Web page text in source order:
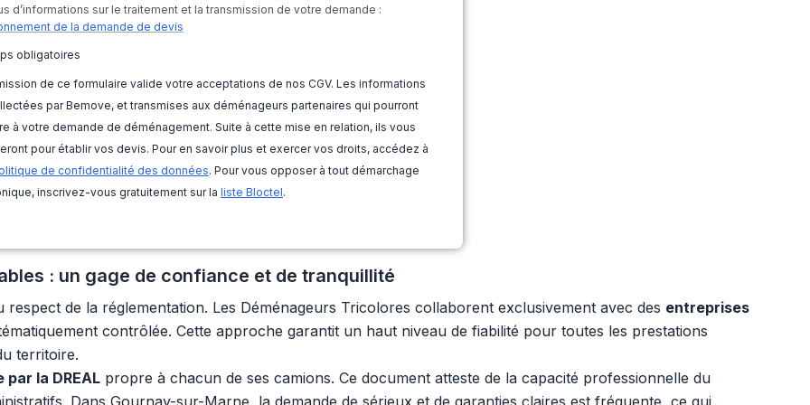
d’informations sur le traitement et la transmission de votre demande :
de la demande de devis
obligatoires
de ce formulaire valide votre acceptations de nos CGV. Les informations
par Bemove, et transmises aux déménageurs partenaires qui pourront
à votre demande de déménagement. Suite à cette mise en relation, ils vous
pour établir vos devis. Pour en savoir plus et exercer vos droits, accédez à
de confidentialité des données. Pour vous opposer à tout démarchage
inscrivez-vous gratuitement sur la liste Bloctel.
: un gage de confiance et de tranquillité
respect de la réglementation. Les Déménageurs Tricolores collaborent exclusivement avec des entreprises
contrôlée. Cette approche garantit un haut niveau de fiabilité pour toutes les prestations
territoire.
la DREAL propre à chacun de ses camions. Ce document atteste de la capacité professionnelle du
Dans Gournay-sur-Marne, la demande de sérieux et de garanties claires est fréquente, ce qui